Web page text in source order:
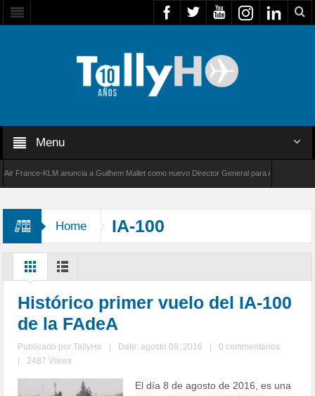
Menu
KLM anuncia a Guilhem Mallet como nuevo Director General para América Latina
Home IA-100
Histórico primer vuelo del IA-100
de la FAdeA
Publicado porTallyHo Date: agosto 08, 2016
0 commentarios
2487 Views
El día 8 de agosto de 2016, es una